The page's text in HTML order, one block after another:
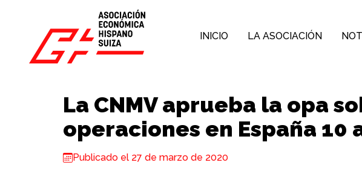
INICIO LA ASOCIACIÓN
La CNMV aprueba la opa
operaciones en España 10
Publicado el 27 de marzo de 2020